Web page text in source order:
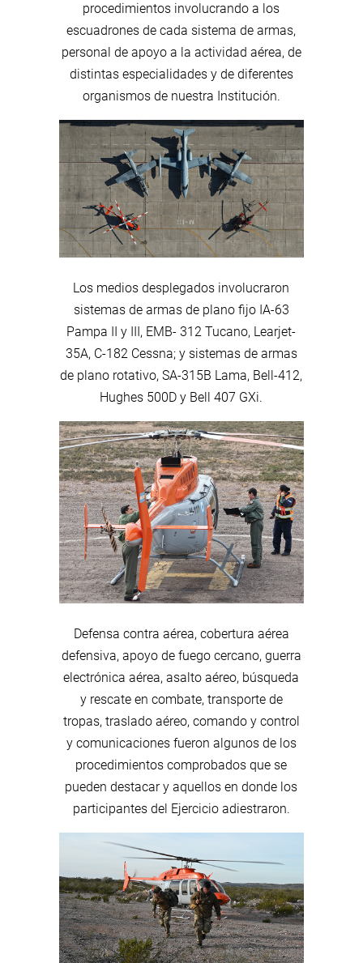
procedimientos involucrando a los
escuadrones de cada sistema de armas,
personal de apoyo a la actividad aérea, de
distintas especialidades y de diferentes
organismos de nuestra Institución.
Los medios desplegados involucraron
sistemas de armas de plano fijo IA-63
Pampa II y III, EMB- 312 Tucano, Learjet-
35A, C-182 Cessna; y sistemas de armas
de plano rotativo, SA-315B Lama, Bell-412,
Hughes 500D y Bell 407 GXi.
Defensa contra aérea, cobertura aérea
defensiva, apoyo de fuego cercano, guerra
electrónica aérea, asalto aéreo, búsqueda
y rescate en combate, transporte de
tropas, traslado aéreo, comando y control
y comunicaciones fueron algunos de los
procedimientos comprobados que se
pueden destacar y aquellos en donde los
participantes del Ejercicio adiestraron.